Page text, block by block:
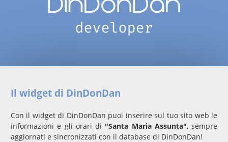
Il widget di DinDonDan
Con il widget di DinDonDan puoi inserire sul tuo sito web le
informazioni e gli orari di "Santa Maria Assunta", sempre
aggiornati e sincronizzati con il database di DinDonDan!